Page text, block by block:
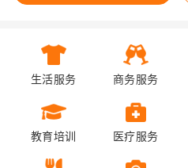
生活服务 商务服务
教育培训 医疗服务